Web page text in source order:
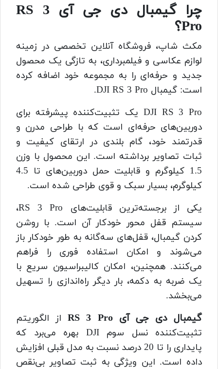
چرا گیمبال دی جی آی RS 3
Pro؟
مکث شاپ، فروشگاه آنلاین تخصصی در زمینه
لوازم عکاسی و فیلمبرداری، به تازگی یک محصول
جدید و حرفه‌ای را به مجموعه خود اضافه کرده
است: گیمبال DJI RS 3 Pro.
DJI RS 3 Pro یک تثبیت‌کننده پیشرفته برای
دوربین‌های حرفه‌ای است که با طراحی مدرن و
قدرتمند خود، گام بلندی در ارتقای کیفیت و
ثبات تصاویر برداشته است. این محصول با وزن
1.5 کیلوگرم و قابلیت حمل دوربین‌های تا 4.5
کیلوگرم، بسیار سبک و قوی طراحی شده است.
یکی از برجسته‌ترین قابلیت‌های RS 3 Pro،
سیستم قفل محور خودکار آن است. با روشن
کردن گیمبال، قفل‌های سه‌گانه به طور خودکار باز
می‌شوند و امکان استفاده فوری را فراهم
می‌کنند. همچنین، امکان کالیبراسیون سریع با
یک ضربه به دکمه، بار دیگر راه‌اندازی را تسهیل
می‌بخشد.
گیمبال دی جی آی RS 3 Pro
از الگوریتم
تثبیت‌کننده نسل سوم DJI بهره می‌برد که
پایداری را تا 20 درصد نسبت به مدل قبلی افزایش
داده است. این ویژگی به ثبت تصاویر بی‌نقص